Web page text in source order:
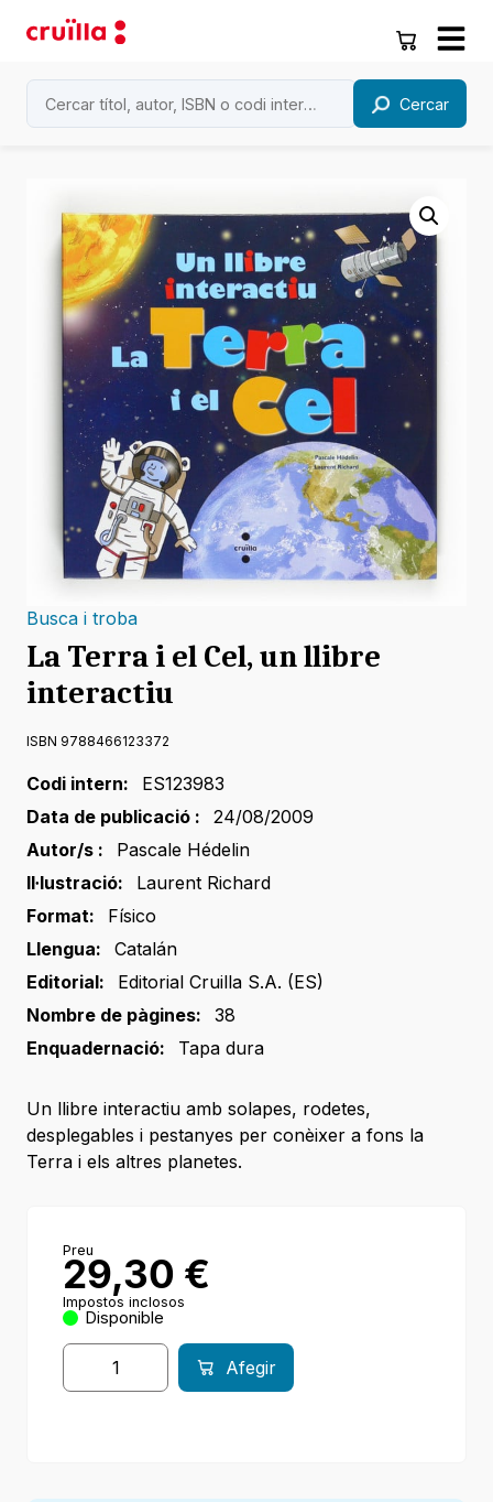
Cercar
Busca i troba
La Terra i el Cel, un llibre
interactiu
ISBN 9788466123372
Codi intern:
ES123983
Data de publicació :
24/08/2009
Autor/s :
Pascale Hédelin
Il·lustració:
Laurent Richard
Format:
Físico
Llengua:
Catalán
Editorial:
Editorial Cruilla S.A. (ES)
Nombre de pàgines:
38
Enquadernació:
Tapa dura
Un llibre interactiu amb solapes, rodetes,
desplegables i pestanyes per conèixer a fons la
Terra i els altres planetes.
Preu
29,30 €
Impostos inclosos
Disponible
Afegir